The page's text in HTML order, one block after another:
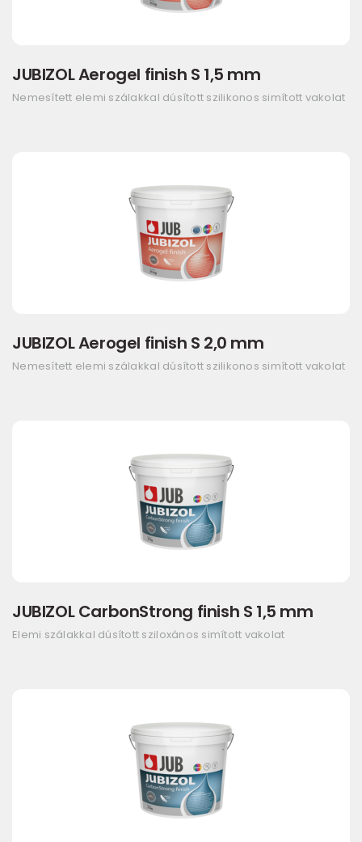
JUBIZOL Aerogel finish S 1,5 mm
Nemesített elemi szálakkal dúsított szilikonos simított vakolat
JUBIZOL Aerogel finish S 2,0 mm
Nemesített elemi szálakkal dúsított szilikonos simított vakolat
JUBIZOL CarbonStrong finish S 1,5 mm
Elemi szálakkal dúsított sziloxános simított vakolat